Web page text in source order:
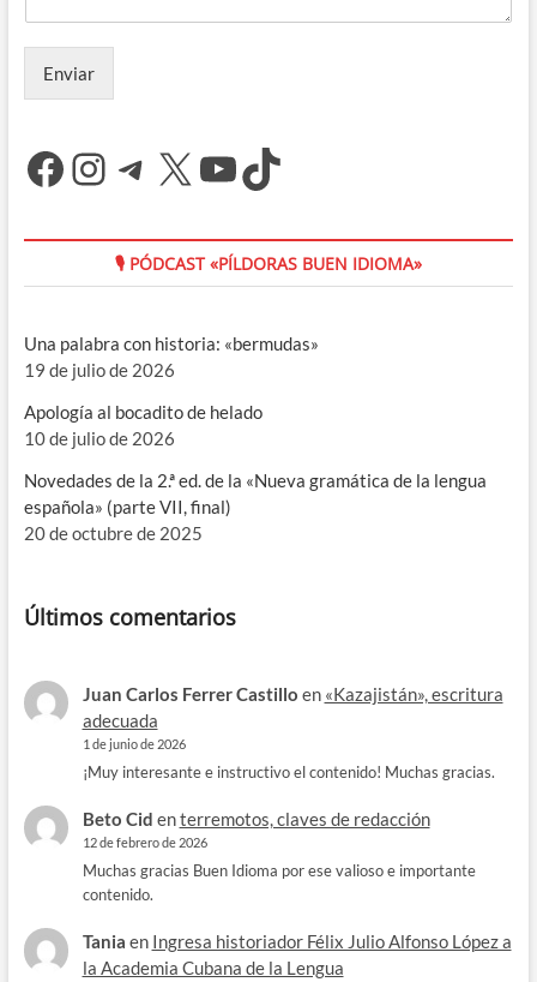
Enviar
Facebook
Instagram
Telegram
X YouTube
TikTok
🎙 PÓDCAST «PÍLDORAS BUEN IDIOMA»
Una palabra con historia: «bermudas»
19 de julio de 2026
Apología al bocadito de helado
10 de julio de 2026
Novedades de la 2.ª ed. de la «Nueva gramática de la lengua
española» (parte VII, final)
20 de octubre de 2025
Últimos comentarios
Juan Carlos Ferrer Castillo en «Kazajistán», escritura
adecuada
1 de junio de 2026
¡Muy interesante e instructivo el contenido! Muchas gracias.
Beto Cid enterremotos, claves de redacción
12 de febrero de 2026
Muchas gracias Buen Idioma por ese valioso e importante
contenido.
Tania en Ingresa historiador Félix Julio Alfonso López a
la Academia Cubana de la Lengua